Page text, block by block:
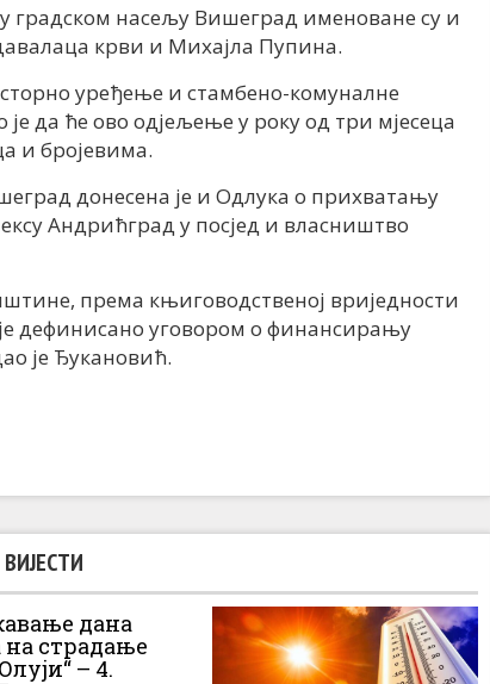
насељу Вишеград именоване су и
крви и Михајла Пупина.
уређење и стамбено-комуналне
да ће ово одјељење у року од три мјесеца
и бројевима.
донесена је и Одлука о прихватању
Андрићград у посјед и власништво
према књиговодственој вриједности
дефинисано уговором о финансирању
је Ђукановић.
ВИЈЕСТИ
дана
на страдање
– 4.